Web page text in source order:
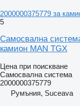
2000000375779 за
5
Самосвална
камион MAN TGX
Цена при поискване
Самосвална система
2000000375779
Румъния, Suceava